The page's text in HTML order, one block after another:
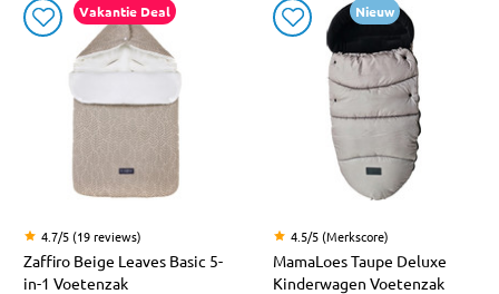
Vakantie Deal
4.7/5 (19 reviews)
Zaffiro Beige Leaves Basic 5-
in-1 Voetenzak
Nieuw
4.5/5 (Merkscore)
MamaLoes Taupe Deluxe
Kinderwagen Voetenzak